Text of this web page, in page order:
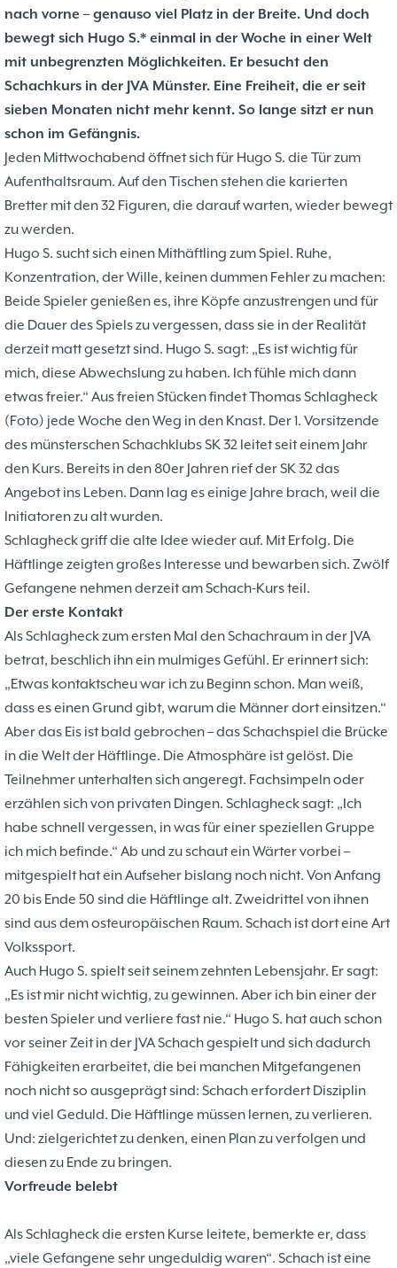
nach vorne – genauso viel Platz in der Breite. Und doch
bewegt sich Hugo S.* einmal in der Woche in einer Welt
mit unbegrenzten Möglichkeiten. Er besucht den
Schachkurs in der JVA Münster. Eine Freiheit, die er seit
sieben Monaten nicht mehr kennt. So lange sitzt er nun
schon im Gefängnis.
Jeden Mittwochabend öffnet sich für Hugo S. die Tür zum
Aufenthaltsraum. Auf den Tischen stehen die karierten
Bretter mit den 32 Figuren, die darauf warten, wieder bewegt
zu werden.
Hugo S. sucht sich einen Mithäftling zum Spiel. Ruhe,
Konzentration, der Wille, keinen dummen Fehler zu machen:
Beide Spieler genießen es, ihre Köpfe anzustrengen und für
die Dauer des Spiels zu vergessen, dass sie in der Realität
derzeit matt gesetzt sind. Hugo S. sagt: „Es ist wichtig für
mich, diese Abwechslung zu haben. Ich fühle mich dann
etwas freier.“ Aus freien Stücken findet Thomas Schlagheck
(Foto) jede Woche den Weg in den Knast. Der 1. Vorsitzende
des münsterschen Schachklubs SK 32 leitet seit einem Jahr
den Kurs. Bereits in den 80er Jahren rief der SK 32 das
Angebot ins Leben. Dann lag es einige Jahre brach, weil die
Initiatoren zu alt wurden.
Schlagheck griff die alte Idee wieder auf. Mit Erfolg. Die
Häftlinge zeigten großes Interesse und bewarben sich. Zwölf
Gefangene nehmen derzeit am Schach-Kurs teil.
Der erste Kontakt
Als Schlagheck zum ersten Mal den Schachraum in der JVA
betrat, beschlich ihn ein mulmiges Gefühl. Er erinnert sich:
„Etwas kontaktscheu war ich zu Beginn schon. Man weiß,
dass es einen Grund gibt, warum die Männer dort einsitzen.“
Aber das Eis ist bald gebrochen – das Schachspiel die Brücke
in die Welt der Häftlinge. Die Atmosphäre ist gelöst. Die
Teilnehmer unterhalten sich angeregt. Fachsimpeln oder
erzählen sich von privaten Dingen. Schlagheck sagt: „Ich
habe schnell vergessen, in was für einer speziellen Gruppe
ich mich befinde.“ Ab und zu schaut ein Wärter vorbei –
mitgespielt hat ein Aufseher bislang noch nicht. Von Anfang
20 bis Ende 50 sind die Häftlinge alt. Zweidrittel von ihnen
sind aus dem osteuropäischen Raum. Schach ist dort eine Art
Volkssport.
Auch Hugo S. spielt seit seinem zehnten Lebensjahr. Er sagt:
„Es ist mir nicht wichtig, zu gewinnen. Aber ich bin einer der
besten Spieler und verliere fast nie.“ Hugo S. hat auch schon
vor seiner Zeit in der JVA Schach gespielt und sich dadurch
Fähigkeiten erarbeitet, die bei manchen Mitgefangenen
noch nicht so ausgeprägt sind: Schach erfordert Disziplin
und viel Geduld. Die Häftlinge müssen lernen, zu verlieren.
Und: zielgerichtet zu denken, einen Plan zu verfolgen und
diesen zu Ende zu bringen.
Vorfreude belebt
Als Schlagheck die ersten Kurse leitete, bemerkte er, dass
„viele Gefangene sehr ungeduldig waren“. Schach ist eine